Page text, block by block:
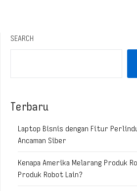
SEARCH
Terbaru
Laptop Bisnis dengan Fitur
Ancaman Siber
Kenapa Amerika Melarang Produk
Produk Robot Lain?